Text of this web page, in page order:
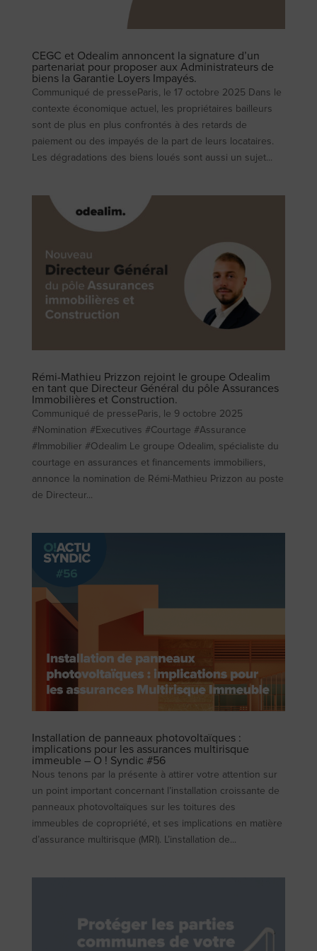
CEGC et Odealim annoncent la signature d’un
partenariat pour proposer aux Administrateurs de
biens la Garantie Loyers Impayés.
Communiqué de presseParis, le 17 octobre 2025 Dans le
contexte économique actuel, les propriétaires bailleurs
sont de plus en plus confrontés à des retards de
paiement ou des impayés de la part de leurs locataires.
Les dégradations des biens loués sont aussi un sujet...
Rémi-Mathieu Prizzon rejoint le groupe Odealim
en tant que Directeur Général du pôle Assurances
Immobilières et Construction.
Communiqué de presseParis, le 9 octobre 2025
#Nomination #Executives #Courtage #Assurance
#Immobilier #Odealim Le groupe Odealim, spécialiste du
courtage en assurances et financements immobiliers,
annonce la nomination de Rémi-Mathieu Prizzon au poste
de Directeur...
Installation de panneaux photovoltaïques :
implications pour les assurances multirisque
immeuble – O ! Syndic #56
Nous tenons par la présente à attirer votre attention sur
un point important concernant l’installation croissante de
panneaux photovoltaïques sur les toitures des
immeubles de copropriété, et ses implications en matière
d’assurance multirisque (MRI). L’installation de...